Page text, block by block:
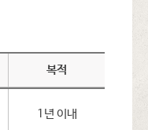
복적
1년 이내